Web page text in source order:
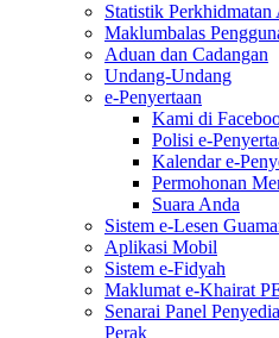
Statistik Perkhidmatan
Maklumbalas
Aduan dan Cadangan
Undang-Undang
e-Penyertaan
Kami di
Polisi e-
Kalendar e-
Permohonan
Suara Anda
Sistem e-Lesen
Aplikasi Mobil
Sistem e-Fidyah
Maklumat e-Khairat
Senarai Panel
Perak